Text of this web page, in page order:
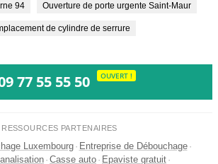
94 Ouverture de porte urgente Saint-Maur
de cylindre de serrure
77 55 55 50 OUVERT !
RESSOURCES PARTENAIRES
Luxembourg · Entreprise de Débouchage ·
· Casse auto · Epaviste gratuit ·